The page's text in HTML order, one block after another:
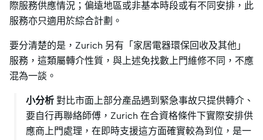
際服務供應情況；偏遠地區或非基本時段或有不同安排，此
服務亦只適用於綜合計劃。
要分清楚的是，Zurich 另有「家居電器環保回收及其他」
服務，這類屬轉介性質，與上述免找數上門維修不同，不應
混為一談。
小分析 對比市面上部分產品遇到緊急事故只提供轉介、
要自行再聯絡師傅，Zurich 在合資格條件下實際安排供
應商上門處理，在即時支援這方面確實較為到位，是一